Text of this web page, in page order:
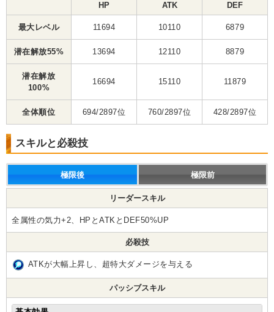
HP ATK DEF
最大レベル 11694 10110 6879
潜在解放55% 13694 12110 8879
潜在解放
100%
16694 15110 11879
全体順位 694/2897位 760/2897位 428/2897位
スキルと必殺技
極限後 極限前
リーダースキル
全属性の気力+2、HPとATKとDEF50%UP
必殺技
ATKが大幅上昇し、超特大ダメージを与える
パッシブスキル